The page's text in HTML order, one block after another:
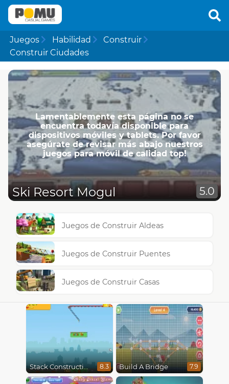
Juegos Habilidad
Construir
Construir Ciudades
Lamentablemente esta página no se
encuentra todavía disponible para
dispositivos móviles y tablets. Por favor
asegúrate de revisar más abajo nuestros
juegos para móvil de calidad top!
Ski Resort Mogul 5.0
Juegos de Construir Aldeas
Juegos de Construir Puentes
Juegos de Construir Casas
Stack Construction 8.3 Build A Bridge 7.9